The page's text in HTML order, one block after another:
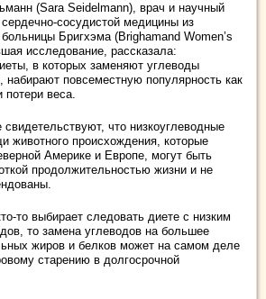
(Sara Seidelmann), врач и научный
сосудистой медицины из
Бригхэма (Brighamand Women’s
исследование, рассказала:
в которых заменяют углеводы
повсеместную популярность как
потери веса.
что низкоуглеводные
животного происхождения, которые
Америке и Европе, могут быть
продолжительностью жизни и не
то выбирает следовать диете с низким
то замена углеводов на большее
жиров и белков может на самом деле
старению в долгосрочной